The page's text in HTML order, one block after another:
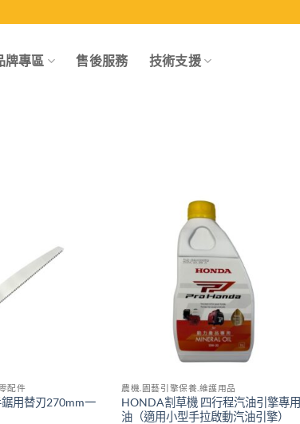
牌專區 售後服務 技術支援
配件
用替刃270mm一
農機.園藝引擎保養.維護用品
HONDA割草機 四行程汽油引擎專用
油（適用小型手拉啟動汽油引擎）